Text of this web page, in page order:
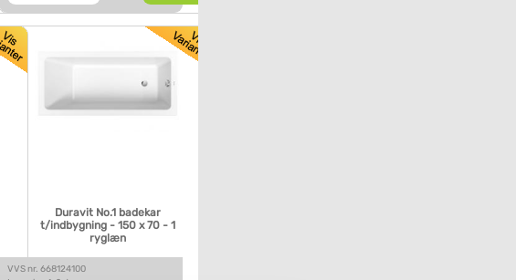
Duravit No.1 badekar
t/indbygning - 150 x 70 - 1
ryglæn
VVS nr. 668124100